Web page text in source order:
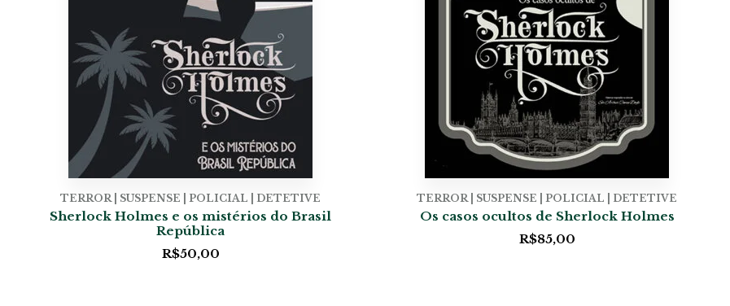
TERROR | SUSPENSE | POLICIAL | DETETIVE
Sherlock Holmes e os mistérios do Brasil
República
R$50,00
TERROR | SUSPENSE | POLICIAL | DETETIVE
Os casos ocultos de Sherlock Holmes
R$85,00